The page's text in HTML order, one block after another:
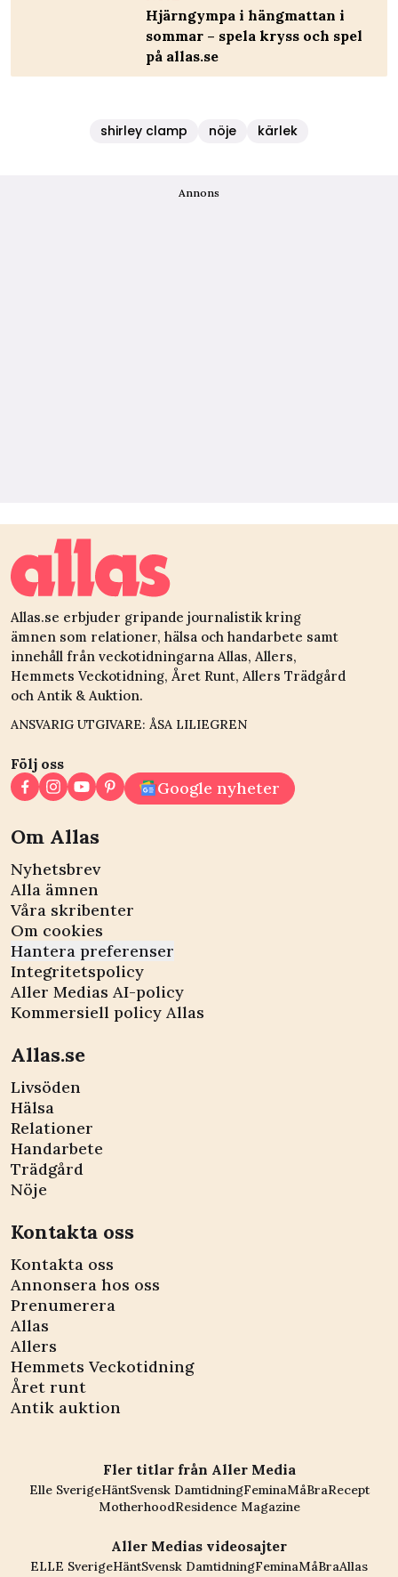
Hjärngympa i hängmattan i
sommar – spela kryss och spel
på allas.se
shirley clamp nöje kärlek
Annons
Allas.se erbjuder gripande journalistik kring
ämnen som relationer, hälsa och handarbete samt
innehåll från veckotidningarna Allas, Allers,
Hemmets Veckotidning, Året Runt, Allers Trädgård
och Antik & Auktion.
ANSVARIG UTGIVARE: ÅSA LILIEGREN
Följ oss
Google nyheter
Om Allas
Nyhetsbrev
Alla ämnen
Våra skribenter
Om cookies
Hantera preferenser
Integritetspolicy
Aller Medias AI-policy
Kommersiell policy Allas
Allas.se
Livsöden
Hälsa
Relationer
Handarbete
Trädgård
Nöje
Kontakta oss
Kontakta oss
Annonsera hos oss
Prenumerera
Allas
Allers
Hemmets Veckotidning
Året runt
Antik auktion
Fler titlar från Aller Media
Elle SverigeHäntSvensk DamtidningFeminaMåBraRecept
MotherhoodResidence Magazine
Aller Medias videosajter
ELLE SverigeHäntSvensk DamtidningFeminaMåBraAllas